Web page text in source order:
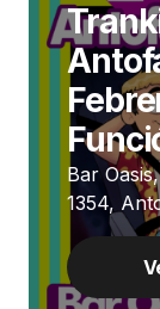
Bar
1354,